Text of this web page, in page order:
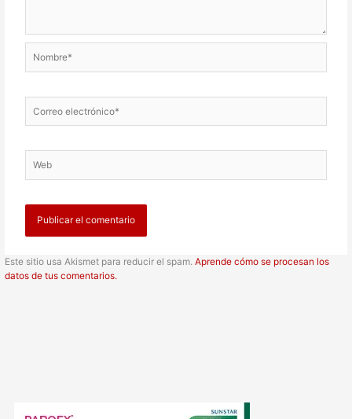
electrónico*
Este sitio usa Akismet para reducir el spam.Aprende cómo se procesan los
datos de tus comentarios.